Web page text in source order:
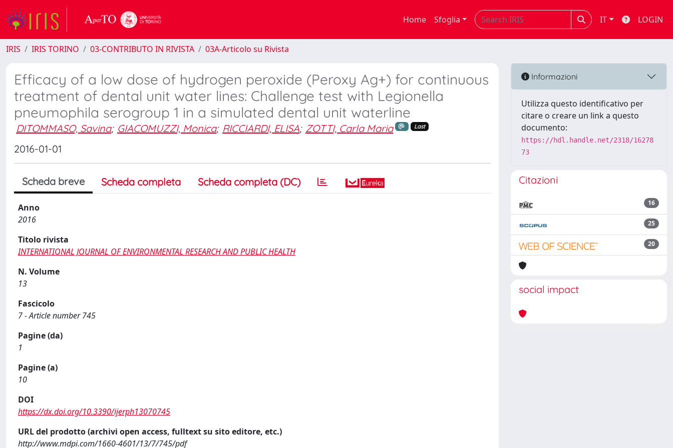
Home Sfoglia IT LOGIN
IRIS IRIS TORINO 03-CONTRIBUTO IN RIVISTA 03A-Articolo su Rivista
Efficacy of a low dose of hydrogen peroxide (Peroxy Ag+) for continuous
treatment of dental unit water lines: Challenge test with Legionella
pneumophila serogroup 1 in a simulated dental unit waterline
DITOMMASO, Savina; GIACOMUZZI, Monica; RICCIARDI, ELISA; ZOTTI, Carla Maria Last
2016-01-01
Scheda breve Scheda completa Scheda completa (DC)
Anno
2016
Titolo rivista
INTERNATIONAL JOURNAL OF ENVIRONMENTAL RESEARCH AND PUBLIC HEALTH
N. Volume
13
Fascicolo
7 - Article number 745
Pagine (da)
1
Pagine (a)
10
DOI
https://dx.doi.org/10.3390/ijerph13070745
URL del prodotto (archivi open access, fulltext su sito editore, etc.)
http://www.mdpi.com/1660-4601/13/7/745/pdf
Informazioni
Utilizza questo identificativo per
citare o creare un link a questo
documento:
https://hdl.handle.net/2318/16278
73
Citazioni
16
25
20
social impact